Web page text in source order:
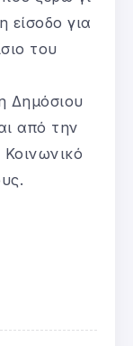
είσοδο για
του
Δημόσιου
από την